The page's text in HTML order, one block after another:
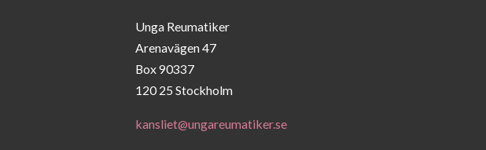
Unga Reumatiker
Arenavägen 47
Box 90337
120 25 Stockholm
kansliet@ungareumatiker.se